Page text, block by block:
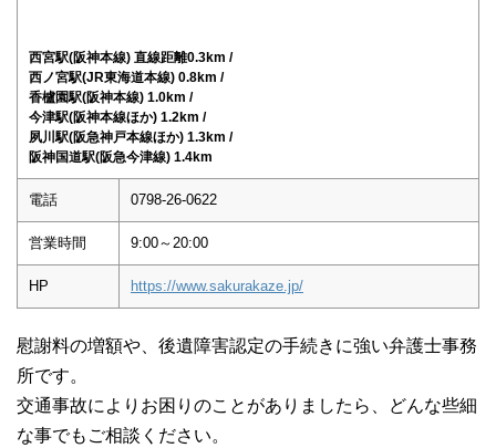
西宮駅(阪神本線) 直線距離0.3km /
西ノ宮駅(JR東海道本線) 0.8km /
香櫨園駅(阪神本線) 1.0km /
今津駅(阪神本線ほか) 1.2km /
夙川駅(阪急神戸本線ほか) 1.3km /
阪神国道駅(阪急今津線) 1.4km
電話 0798-26-0622
営業時間 9:00～20:00
HP https://www.sakurakaze.jp/
慰謝料の増額や、後遺障害認定の手続きに強い弁護士事務
所です。
交通事故によりお困りのことがありましたら、どんな些細
な事でもご相談ください。